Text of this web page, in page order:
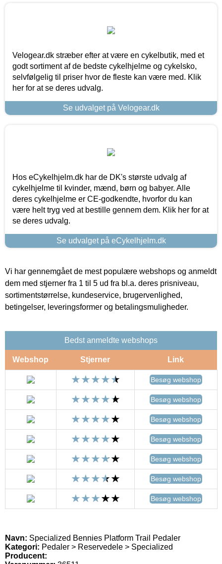
Velogear.dk stræber efter at være en cykelbutik, med et
godt sortiment af de bedste cykelhjelme og cykelsko,
selvfølgelig til priser hvor de fleste kan være med. Klik
her for at se deres udvalg.
Se udvalget på Velogear.dk
Hos eCykelhjelm.dk har de DK's største udvalg af
cykelhjelme til kvinder, mænd, børn og babyer. Alle
deres cykelhjelme er CE-godkendte, hvorfor du kan
være helt tryg ved at bestille gennem dem. Klik her for at
se deres udvalg.
Se udvalget på eCykelhjelm.dk
Vi har gennemgået de mest populære webshops og anmeldt
dem med stjerner fra 1 til 5 ud fra bl.a. deres prisniveau,
sortimentstørrelse, kundeservice, brugervenlighed,
betingelser, leveringsformer og betalingsmuligheder.
Bedst anmeldte webshops
Webshop Stjerner Link
Besøg webshop
Besøg webshop
Besøg webshop
Besøg webshop
Besøg webshop
Besøg webshop
Besøg webshop
Navn: Specialized Bennies Platform Trail Pedaler
Kategori: Pedaler > Reservedele > Specialized
Producent: